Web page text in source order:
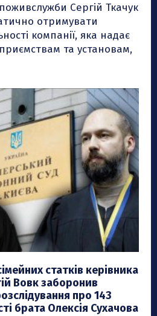
Сергій Ткачук
отримувати
компанії, яка надає
та установам,
статків керівника
Вовк заборонив
про 143
брата Олексія Сухачова